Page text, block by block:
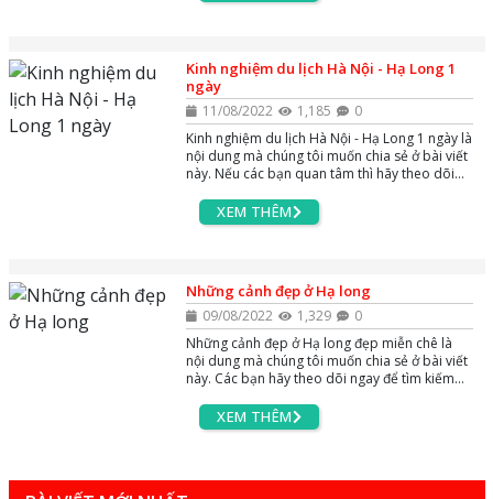
Kinh nghiệm du lịch Hà Nội - Hạ Long 1
ngày
11/08/2022 1,185
0
Kinh nghiệm du lịch Hà Nội - Hạ Long 1 ngày là
nội dung mà chúng tôi muốn chia sẻ ở bài viết
này. Nếu các bạn quan tâm thì hãy theo dõi
XEM THÊM
Những cảnh đẹp ở Hạ long
09/08/2022 1,329
0
Những cảnh đẹp ở Hạ long đẹp miễn chê là
nội dung mà chúng tôi muốn chia sẻ ở bài viết
này. Các bạn hãy theo dõi ngay để tìm kiếm
XEM THÊM